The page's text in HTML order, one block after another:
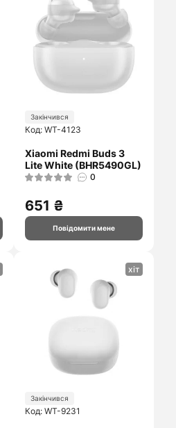
Закінчився
Код: WT-4123
Xiaomi Redmi Buds 3
Lite White (BHR5490GL)
0
651 ₴
Повідомити мене
хіт
Закінчився
Код: WT-9231